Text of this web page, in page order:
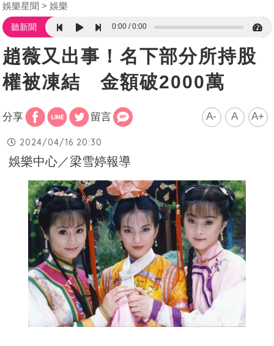
娛樂星聞 娛樂
聽新聞 0:00 0:00
趙薇又出事！名下部分所持股
權被凍結 金額破2000萬
分享 留言 A- A A+
2024/04/16 20:30
娛樂中心／梁雪婷報導